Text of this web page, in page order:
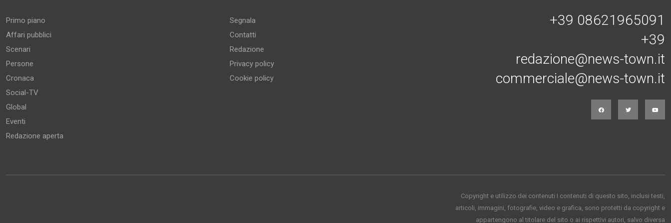
Primo piano
Affari pubblici
Scenari
Persone
Cronaca
Social-TV
Global
Eventi
Redazione aperta
Segnala
Contatti
Redazione
Privacy policy
Cookie policy
+39 08621965091
+39
redazione@news-town.it
commerciale@news-town.it
Copyright e utilizzo dei contenuti I contenuti di questo sito, inclusi testi,
articoli, immagini, fotografie, video e grafica, sono protetti da copyright e
appartengono al titolare del sito o ai rispettivi autori, salvo diversa